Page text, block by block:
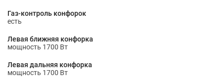
Газ-контроль конфорок
есть
Левая ближняя конфорка
мощность 1700 Вт
Левая дальняя конфорка
мощность 1700 Вт